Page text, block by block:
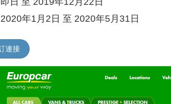
年1月2日 至 2020年5月31日
連接